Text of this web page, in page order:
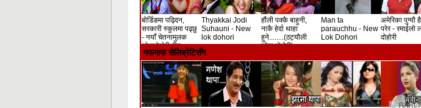
बोर्डिङमा पढ्दिन,
सरकारी स्कुलमा पढ्छु
- नयाँ चेतनामुलक
लोकदोहोरी गीत
Thyakkai Jodi
Suhauni - New
lok dohori
हौंली पक्कै बाहुनी,
नाकै हेर्दा थाहा
हुने........(ठट्यौली
लोक दोहोरी)
Man ta
parauchhu - New
Lok Dohori
अमेरिका पुग्यौ
परेर - रमाईलो
दोहोरी
गफगाफ सेलिब्रेटिसँग